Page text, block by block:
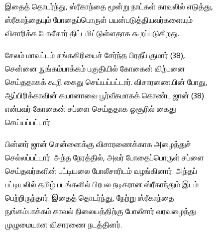
இதைத் தொடர்ந்து, ஸ்ரீகாந்தை மூன்று நாட்கள் காவலில் எடுத்து,
ஸ்ரீகாந்தையும் போதைப்பொருள் பயன்படுத்தியவர்களையும்
விசாரிக்க போலீசார் திட்டமிட்டுள்ளதாக கூறப்படுகிறது.
சேலம் மாவட்டம் சங்ககிரியைச் சேர்ந்த பிரதீப் குமார் (38),
சென்னை நுங்கம்பாக்கம் பகுதியில் கோகைன் விற்பனை
செய்ததாகக் கூறி கைது செய்யப்பட்டார். விசாரணையின் போது, ​​
ஆப்பிரிக்காவின் கயானாவை பூர்வீகமாகக் கொண்ட ஜான் (38)
என்பவர் கோகைன் சப்ளை செய்ததாக ஓசூரில் கைது
செய்யப்பட்டார்.
பின்னர் ஜான் சென்னைக்கு விசாரணைக்காக அழைத்துச்
செல்லப்பட்டார். அந்த நேரத்தில், அவர் போதைப்பொருள் சப்ளை
செய்தவர்களின் பட்டியலை போலீசாரிடம் வழங்கினார். அந்தப்
பட்டியலில் தமிழ் படங்களில் பிரபல நடிகரான ஸ்ரீகாந்தும் இடம்
பெற்றிருந்தார். இதைத் தொடர்ந்து, நேற்று ஸ்ரீகாந்தை
நுங்கம்பாக்கம் காவல் நிலையத்திற்கு போலீசார் வரவழைத்து
முழுமையான விசாரணை நடத்தினர்.